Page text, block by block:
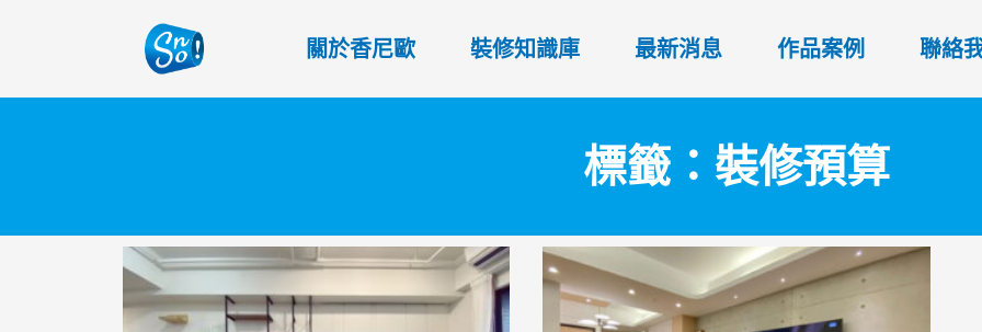
關於香尼歐 裝修知識庫 最新消息 作品案例 聯絡
標籤：裝修預算